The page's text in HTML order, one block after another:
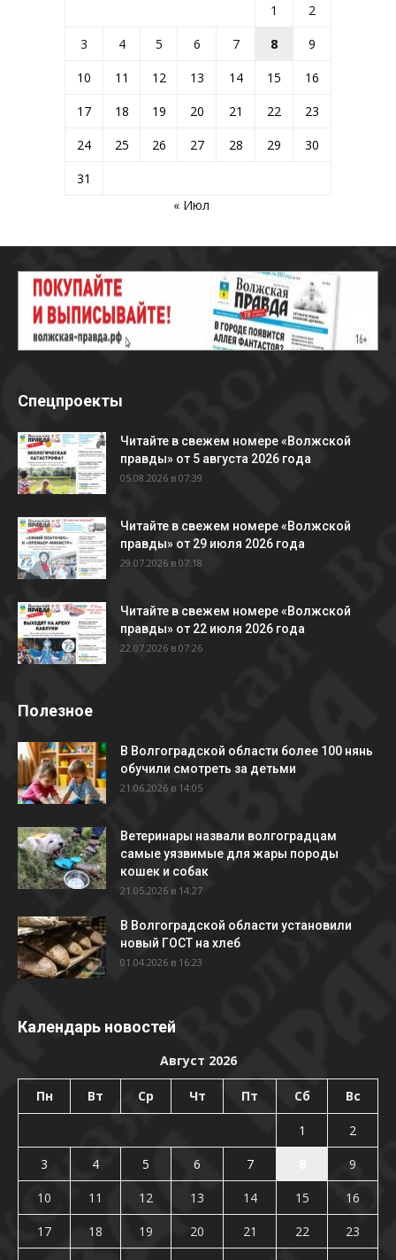
1
2
3
4 5 6 7 8
9
10
11 12 13 14 15
16
17
18 19 20 21 22
23
24
25 26 27 28 29
30
31
« Июл
Спецпроекты
Читайте в свежем номере «Волжской
правды» от 5 августа 2026 года
05.08.2026 в 07:39
Читайте в свежем номере «Волжской
правды» от 29 июля 2026 года
29.07.2026 в 07:18
Читайте в свежем номере «Волжской
правды» от 22 июля 2026 года
22.07.2026 в 07:26
Полезное
В Волгоградской области более 100 нянь
обучили смотреть за детьми
21.06.2026 в 14:05
Ветеринары назвали волгоградцам
самые уязвимые для жары породы
кошек и собак
21.05.2026 в 14:27
В Волгоградской области установили
новый ГОСТ на хлеб
01.04.2026 в 16:23
Календарь новостей
Август 2026
Пн Вт Ср Чт Пт Сб Вс
1
2
3
4 5 6 7
9
10
11 12 13 14 15
16
17
18 19 20 21 22
23